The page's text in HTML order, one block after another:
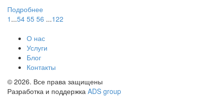
Подробнее
1 ...54 55 56 ...122
О нас
Услуги
Блог
Контакты
© 2026. Все права защищены
Разработка и поддержка ADS group